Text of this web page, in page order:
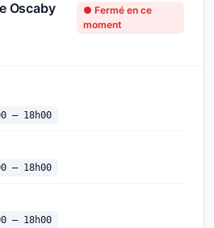
Oscaby
● Fermé en ce
moment
— 18h00
— 18h00
— 18h00